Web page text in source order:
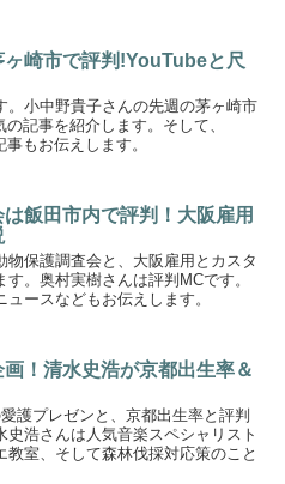
崎市で評判!YouTubeと尺
。小中野貴子さんの先週の茅ヶ崎市
記事を紹介します。そして、
もお伝えします。
飯田市内で評判！大阪雇用
保護調査会と、大阪雇用とカスタ
。奥村実樹さんは評判MCです。
ースなどもお伝えします。
！清水史浩が京都出生率＆
護プレゼンと、京都出生率と評判
浩さんは人気音楽スペシャリスト
室、そして森林伐採対応策のこと